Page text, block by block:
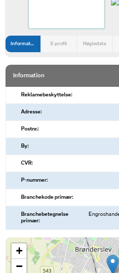
Information E-profil Nøgledata
Information
Reklamebeskyttelse:
Adresse:
Postnr.:
By:
CVR:
P-nummer:
Branchekode primær:
Branchebetegnelse
primær:
+
−